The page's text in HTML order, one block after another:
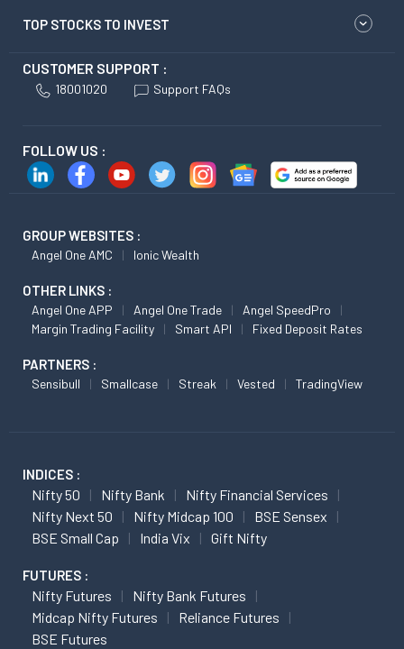
TOP STOCKS TO INVEST
CUSTOMER SUPPORT :
18001020 Support FAQs
FOLLOW US :
GROUP WEBSITES :
Angel One AMC Ionic Wealth
OTHER LINKS :
Angel One APP Angel One Trade
Angel SpeedPro
Margin Trading Facility
Smart API Fixed Deposit Rates
PARTNERS :
Sensibull Smallcase Streak Vested TradingView
INDICES :
Nifty 50 Nifty Bank
Nifty Financial Services
Nifty Next 50
Nifty Midcap 100
BSE Sensex
BSE Small Cap
India Vix Gift Nifty
FUTURES :
Nifty Futures
Nifty Bank Futures
Midcap Nifty Futures
Reliance Futures
BSE Futures